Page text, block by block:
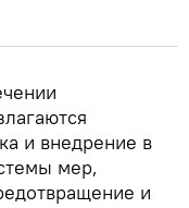
и внедрение в
мер,
и